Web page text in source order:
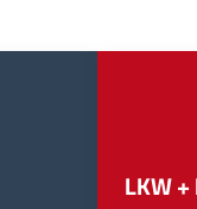
LKW